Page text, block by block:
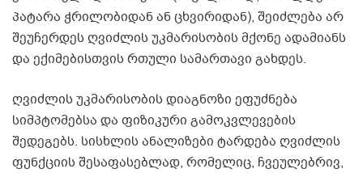
პატარა ჭრილობიდან ან ცხვირიდან), შეიძლება არ
შეუჩერდეს ღვიძლის უკმარისობის მქონე ადამიანს
და ექიმებისთვის რთული სამართავი გახდეს.
ღვიძლის უკმარისობის დიაგნოზი ეფუძნება
სიმპტომებსა და ფიზიკური გამოკვლევების
შედეგებს. სისხლის ანალიზები ტარდება ღვიძლის
ფუნქციის შესაფასებლად, რომელიც, ჩვეულებრივ,